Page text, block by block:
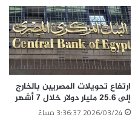
ارتفاع تحويلات المصريين بالخارج
إلى 25.6 مليار دولار خلال 7 أشهر
2026/03/24 3:36:37 مساءً